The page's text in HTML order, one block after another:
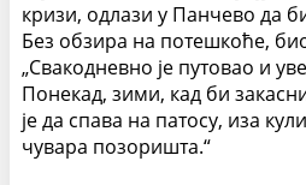
кризи, одлази у Панчево да
Без обзира на потешкоће,
„Свакодневно је путовао и
Понекад, зими, кад би
је да спава на патосу, иза
чувара позоришта.“